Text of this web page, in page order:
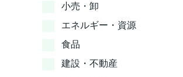
小売・卸
エネルギー・資源
食品
建設・不動産